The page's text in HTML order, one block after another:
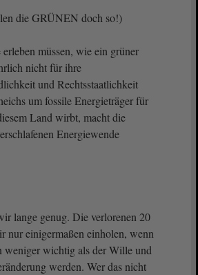
die GRÜNEN doch so!)
müssen, wie ein grüner
nicht für ihre
und Rechtsstaatlichkeit
um fossile Energieträger für
Land wirbt, macht die
Energiewende
lange genug. Die verlorenen 20
nur einigermaßen einholen, wenn
weniger wichtig als der Wille und
werden. Wer das nicht